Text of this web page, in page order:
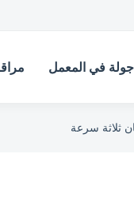
جولة في المعمل